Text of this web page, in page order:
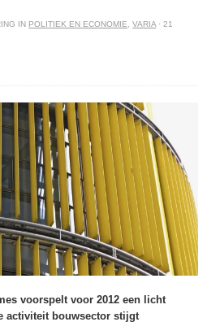
IN POLITIEK EN ECONOMIE,VARIA· 21
voorspelt voor 2012 een licht
activiteit bouwsector stijgt